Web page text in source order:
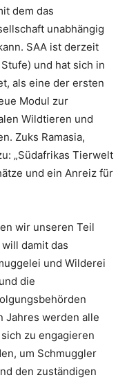
dem das
unabhängig
SAA ist derzeit
und hat sich in
als eine der ersten
Modul zur
Wildtieren und
Zuks Ramasia,
„Südafrikas Tierwelt
und ein Anreiz für
wir unseren Teil
damit das
und Wilderei
die
Jahres werden alle
zu engagieren
um Schmuggler
den zuständigen